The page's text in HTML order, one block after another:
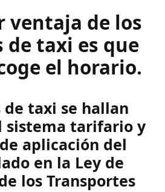
ventaja de los
de taxi es que
el horario.
de taxi se hallan
sistema tarifario y
aplicación del
en la Ley de
los Transportes